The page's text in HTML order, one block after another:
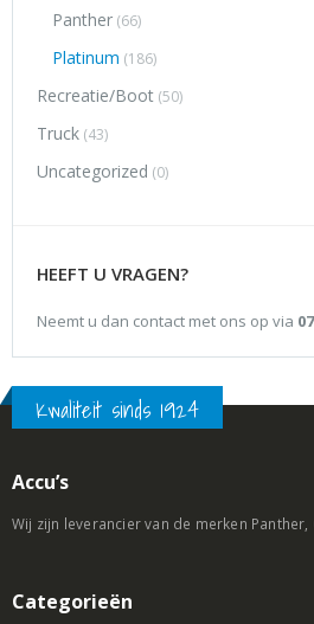
Panther (66)
Platinum (186)
Recreatie/Boot (50)
Truck (43)
Uncategorized (0)
HEEFT U VRAGEN?
Neemt u dan contact met ons op via
Kwaliteit sinds 1924
Accu’s
Wij zijn leverancier van de merken
Categorieën